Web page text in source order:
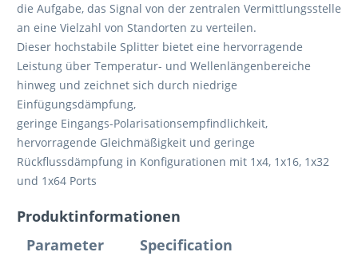
die Aufgabe, das Signal von der zentralen Vermittlungsstelle
an eine Vielzahl von Standorten zu verteilen.
Dieser hochstabile Splitter bietet eine hervorragende
Leistung über Temperatur- und Wellenlängenbereiche
hinweg und zeichnet sich durch niedrige
Einfügungsdämpfung,
geringe Eingangs-Polarisationsempfindlichkeit,
hervorragende Gleichmäßigkeit und geringe
Rückflussdämpfung in Konfigurationen mit 1x4, 1x16, 1x32
und 1x64 Ports
Produktinformationen
Parameter
Specification